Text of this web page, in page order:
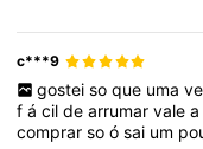
c***9
gostei so que uma
fácildearrumarvalea
comprarsoósai um